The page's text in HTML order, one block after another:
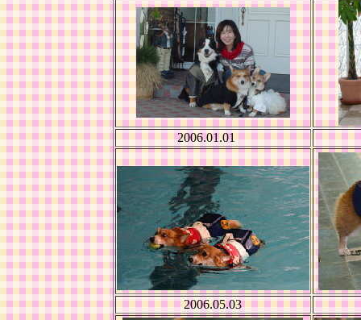
2006.01.01
2006.05.03